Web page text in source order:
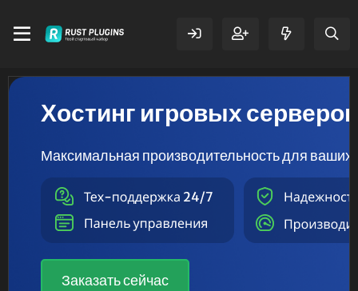
Хостинг игровых серверов
Максимальная производительность для ваших
Заказать сейчас